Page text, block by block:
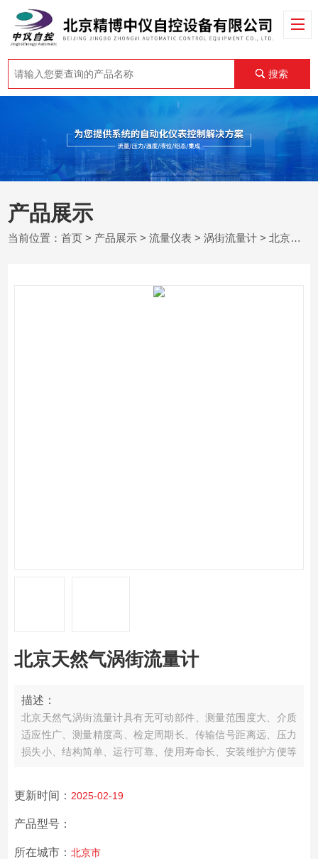
搜索
产品展示
当前位置：首页 > 产品展示 >流量仪表 >涡街流量计 > 北京天然气涡街流量计
北京天然气涡街流量计
描述：
北京天然气涡街流量计具有无可动部件、测量范围度大、介质
适应性广、测量精度高、检定周期长、传输信号距离远、压力
损失小、结构简单、运行可靠、使用寿命长、安装维护方便等
更新时间： 2025-02-19
产品型号：
所在城市： 北京市